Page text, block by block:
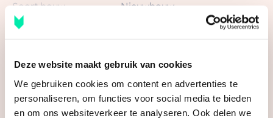
Deze website maakt gebruik van cookies
We gebruiken cookies om content en advertenties te
personaliseren, om functies voor social media te bieden
en om ons websiteverkeer te analyseren. Ook delen we
Het plan
Het bestaande gebouw maakt plaats voor een solide
comfortabele en betaalbare studio’s en
appartementen biedt Knik niet alleen een thuis, maar
een statement van comfort en kwaliteit in het hart van
Houten.
Soort bouw
Nieuwbouw
Bouwjaar
Oppervlakten en inhoud
Wonen
31 m²